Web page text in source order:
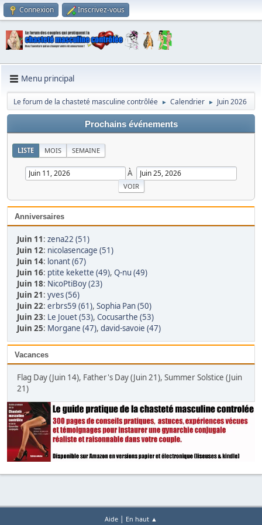
Connexion Inscrivez-vous
Menu principal
Le forum de la chasteté masculine contrôlée ► Calendrier ► Juin 2026
Prochains événements
LISTE MOIS SEMAINE
À
Anniversaires
Juin 11: zena22 (51)
Juin 12: nicolasencage (51)
Juin 14: lonant (67)
Juin 16: ptite kekette (49), Q-nu (49)
Juin 18: NicoPtiBoy (23)
Juin 21: yves (56)
Juin 22: erbrs59 (61), Sophia Pan (50)
Juin 23: Le Jouet (53), Cocusarthe (53)
Juin 25: Morgane (47), david-savoie (47)
Vacances
Flag Day (Juin 14), Father's Day (Juin 21), Summer Solstice (Juin
21)
Aide | En haut ▲